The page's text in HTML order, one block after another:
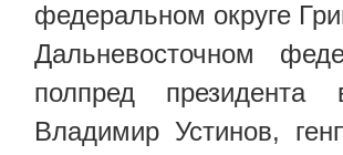
федеральном округе
Дальневосточном
полпред
Владимир Устинов,